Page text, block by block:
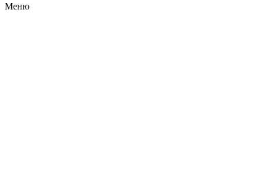
Меню